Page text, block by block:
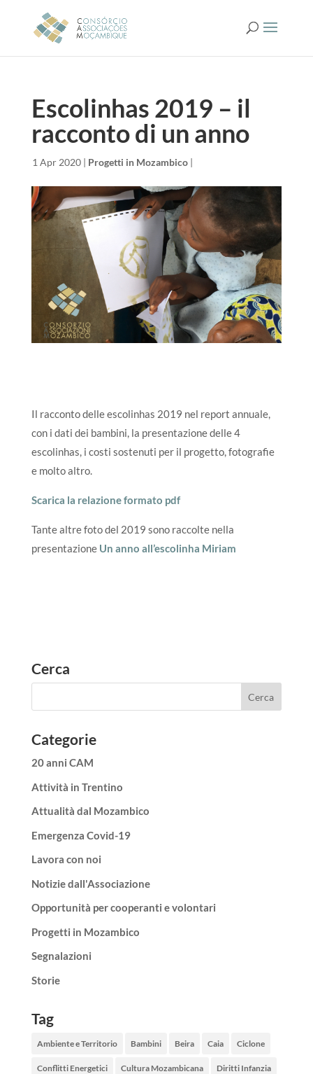
Escolinhas 2019 – il
racconto di un anno
1 Apr 2020| Progetti in Mozambico|
Il racconto delle escolinhas 2019 nel report annuale,
con i dati dei bambini, la presentazione delle 4
escolinhas, i costi sostenuti per il progetto, fotografie
e molto altro.
Scarica la relazione formato pdf
Tante altre foto del 2019 sono raccolte nella
presentazione Un anno all’escolinha Miriam
Cerca
Categorie
20 anni CAM
Attività in Trentino
Attualità dal Mozambico
Emergenza Covid-19
Lavora con noi
Notizie dall'Associazione
Opportunità per cooperanti e volontari
Progetti in Mozambico
Segnalazioni
Storie
Tag
Ambiente e Territorio Bambini Beira Caia Ciclone
Conflitti Energetici Cultura Mozambicana Diritti Infanzia